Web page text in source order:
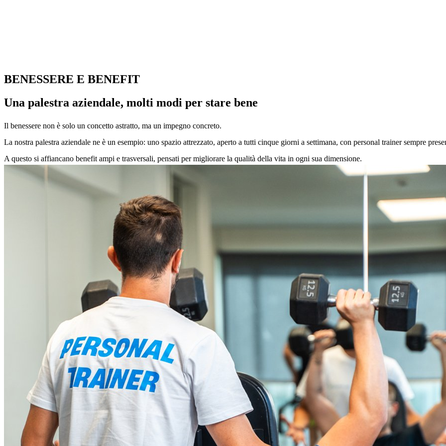
BENESSERE E BENEFIT
Una palestra aziendale, molti modi per stare bene
Il benessere non è solo un concetto astratto, ma un impegno concreto.
La nostra palestra aziendale ne è un esempio: uno spazio attrezzato, aperto a tutti cinque giorni a settimana, con personal trainer sempre
A questo si affiancano benefit ampi e trasversali, pensati per migliorare la qualità della vita in ogni sua dimensione.